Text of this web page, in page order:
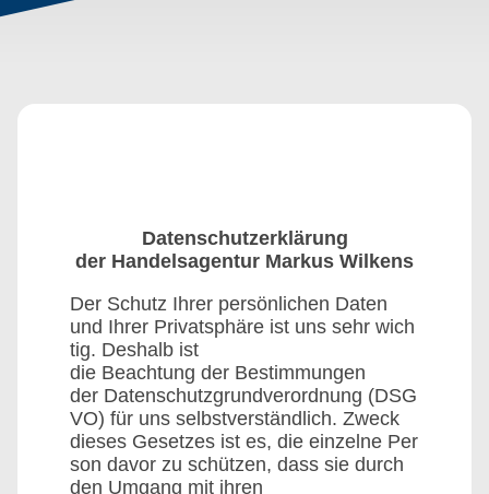
Datenschutzerklärung
der Handelsagentur Markus Wilkens
Der Schutz Ihrer persönlichen Daten
und Ihrer Privatsphäre ist uns sehr wich
tig. Deshalb ist
die Beachtung der Bestimmungen
der Datenschutzgrundverordnung (DSG
VO) für uns selbstverständlich. Zweck
dieses Gesetzes ist es, die einzelne Per
son davor zu schützen, dass sie durch
den Umgang mit ihren